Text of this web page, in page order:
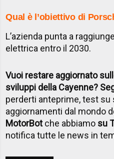
Qual è l’obiettivo di
L’azienda punta a
elettrica entro il 2030.
Vuoi restare aggiornato
sviluppi della Cayenne?
perderti anteprime, test su
aggiornamenti dal mondo
MotorBotche abbiamo su
notifica tutte le news in